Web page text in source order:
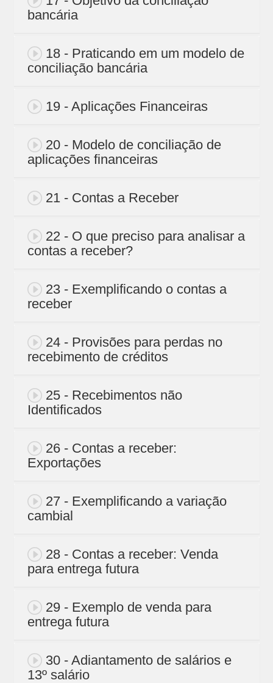
bancária
18 - Praticando em um modelo de
conciliação bancária
19 - Aplicações Financeiras
20 - Modelo de conciliação de
aplicações financeiras
21 - Contas a Receber
22 - O que preciso para analisar a
contas a receber?
23 - Exemplificando o contas a
receber
24 - Provisões para perdas no
recebimento de créditos
25 - Recebimentos não
Identificados
26 - Contas a receber:
Exportações
27 - Exemplificando a variação
cambial
28 - Contas a receber: Venda
para entrega futura
29 - Exemplo de venda para
entrega futura
30 - Adiantamento de salários e
13º salário